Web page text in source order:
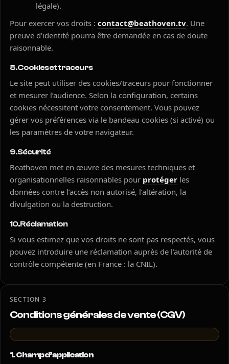
légale).
Pour exercer vos droits : contact@beathoven.tv. Une
preuve d’identité pourra être demandée en cas de doute
raisonnable.
8. Cookies et traceurs
Le site peut utiliser des cookies/traceurs pour fonctionner
et mesurer l’audience. Selon la configuration, certains
cookies nécessitent votre consentement. Vous pouvez
gérer vos préférences via le bandeau cookies (si activé) ou
les paramètres de votre navigateur.
9. Sécurité
Beathoven met en œuvre des mesures techniques et
organisationnelles raisonnables pour protéger les
données contre l’accès non autorisé, l’altération, la
divulgation ou la destruction.
10. Réclamation
Si vous estimez que vos droits ne sont pas respectés, vous
pouvez introduire une réclamation auprès de l’autorité de
contrôle compétente (en France : la CNIL).
SECTION 3
Conditions générales de vente (CGV)
1. Champ d’application